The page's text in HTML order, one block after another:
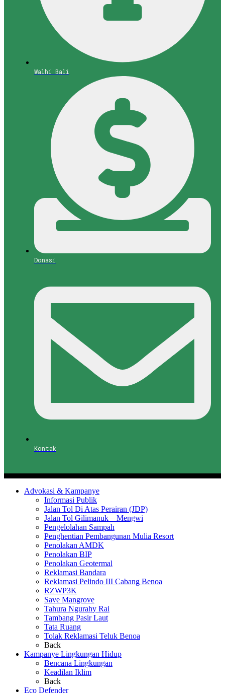
Walhi Bali
Donasi
Kontak
Advokasi & Kampanye
Informasi Publik
Jalan Tol Di Atas Perairan (JDP)
Jalan Tol Gilimanuk – Mengwi
Pengelolahan Sampah
Penghentian Pembangunan Mulia Resort
Penolakan AMDK
Penolakan BIP
Penolakan Geotermal
Reklamasi Bandara
Reklamasi Pelindo III Cabang Benoa
RZWP3K
Save Mangrove
Tahura Ngurahy Rai
Tambang Pasir Laut
Tata Ruang
Tolak Reklamasi Teluk Benoa
Back
Kampanye Lingkungan Hidup
Bencana Lingkungan
Keadilan Iklim
Back
Eco Defender